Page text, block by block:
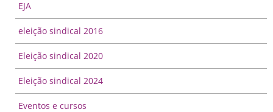
EJA
eleição sindical 2016
Eleição sindical 2020
Eleição sindical 2024
Eventos e cursos